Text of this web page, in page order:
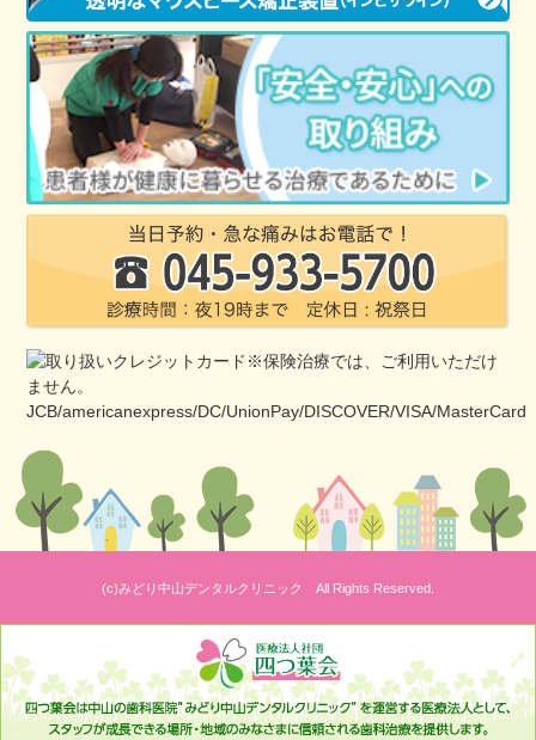
(c)みどり中山デンタルクリニック All Rights Reserved.